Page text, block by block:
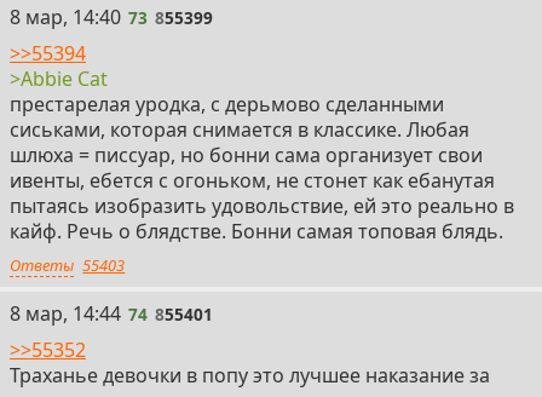
73
8 мар, 14:40 73 855399
>>55394
>Abbie Cat
престарелая уродка, с дерьмово сделанными
сиськами, которая снимается в классике. Любая
шлюха = писсуар, но бонни сама организует свои
ивенты, ебется с огоньком, не стонет как ебанутая
пытаясь изобразить удовольствие, ей это реально в
кайф. Речь о блядстве. Бонни самая топовая блядь.
Ответы 55403
74
8 мар, 14:44 74 855401
>>55352
Траханье девочки в попу это лучшее наказание за